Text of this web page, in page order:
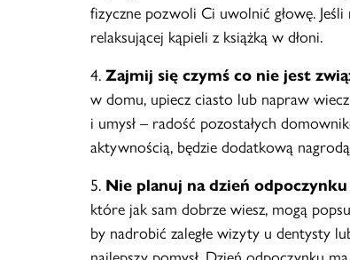
fizyczne pozwoli Ci uwolnić głowę.
relaksującej kąpieli z książką w dłoni.
4. Zajmij się czymś co nie jest
w domu, upiecz ciasto lub napraw
i umysł – radość pozostałych
aktywnością, będzie dodatkową
5. Nie planuj na dzień
które jak sam dobrze wiesz, mogą
by nadrobić zaległe wizyty u dentysty